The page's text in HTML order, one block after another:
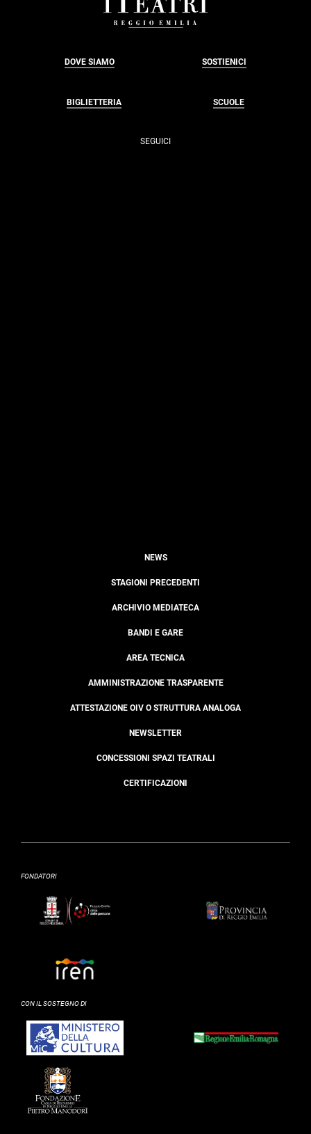
DOVE SIAMO SOSTIENICI
BIGLIETTERIA SCUOLE
SEGUICI
NEWS
STAGIONI PRECEDENTI
ARCHIVIO MEDIATECA
BANDI E GARE
AREA TECNICA
AMMINISTRAZIONE TRASPARENTE
ATTESTAZIONE OIV O STRUTTURA ANALOGA
NEWSLETTER
CONCESSIONI SPAZI TEATRALI
CERTIFICAZIONI
FONDATORI
CON IL SOSTEGNO DI